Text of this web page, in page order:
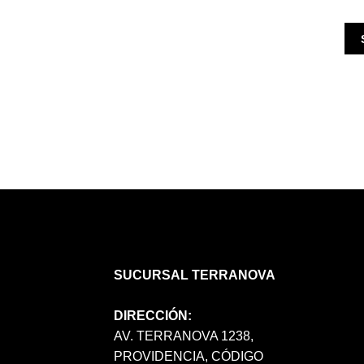
SUCURSAL TERRANOVA
DIRECCIÓN:
AV. TERRANOVA 1238,
PROVIDENCIA, CÓDIGO